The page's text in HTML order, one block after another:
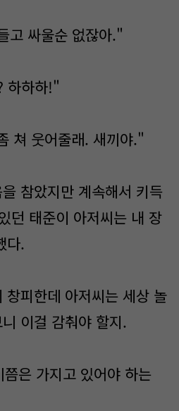
고 싸울순 없잖아."
하하하!"
쳐 웃어줄래. 새끼야."
참았지만 계속해서 키득
던 태준이 아저씨는 내 장
다.
창피한데 아저씨는 세상 놀
이걸 감춰야 할지.
은 가지고 있어야 하는